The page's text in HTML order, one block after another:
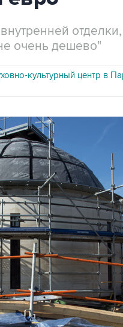
очень дешево"
культурный центр в